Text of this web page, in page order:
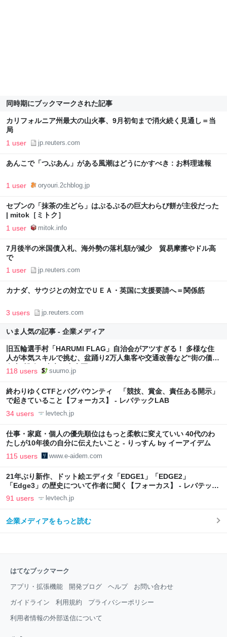
同時期にブックマークされた記事
カリフォルニア州最大の山火事、9月初旬まで消火続く見通し＝当
局
1 user jp.reuters.com
あんこで「つぶあん」がある風潮はどうにかすべき : お料理速報
1 user oryouri.2chblog.jp
セブンの「抹茶の生どら」はぷるぷるの巨大わらび餅が主役だった
| mitok［ミトク］
1 user mitok.info
7月後半の米国債入札、海外勢の落札額が減少 貿易摩擦やドル高
で
1 user jp.reuters.com
カナダ、サウジとの対立でＵＥＡ・英国に支援要請へ＝関係筋
3 users jp.reuters.com
いま人気の記事 - 企業メディア
旧五輪選手村「HARUMI FLAG」自治会がアツすぎる！ 多様な住
人が本気スキルで挑む、盆踊り2万人集客や交通改善など“街の価値
向上”戦略 東京・中央区
118 users suumo.jp
終わりゆくCTFとバグバウンティ 「競技、賞金、責任ある開示」
で起きていること【フォーカス】 - レバテックLAB
34 users levtech.jp
仕事・家庭・個人の優先順位はもっと柔軟に変えていい 40代のわ
たしが10年後の自分に伝えたいこと - りっすん by イーアイデム
115 users www.e-aidem.com
21年ぶり新作、ドット絵エディタ「EDGE1」「EDGE2」
「Edge3」の歴史について作者に聞く【フォーカス】 - レバテック
LAB
91 users levtech.jp
企業メディアをもっと読む
はてなブックマーク
アプリ・拡張機能 開発ブログ ヘルプ お問い合わせ
ガイドライン 利用規約 プライバシーポリシー
利用者情報の外部送信について